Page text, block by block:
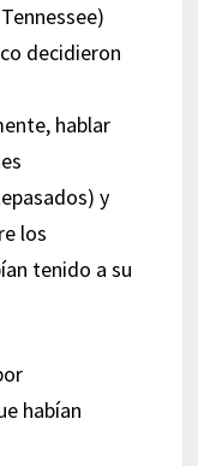
decidieron
hablar
y
los
tenido a su
habían